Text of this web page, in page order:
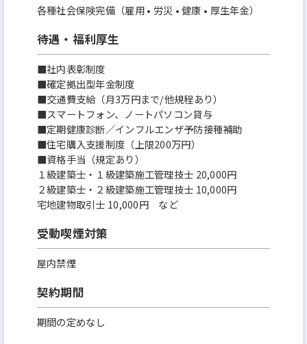
各種社会保険完備（雇用 • 労災 • 健康 • 厚生年金）
待遇・福利厚生
■社内表彰制度
■確定拠出型年金制度
■交通費支給（月3万円まで/他規程あり）
■スマートフォン、ノートパソコン貸与
■定期健康診断／インフルエンザ予防接種補助
■住宅購入支援制度（上限200万円）
■資格手当（規定あり）
１級建築士・１級建築施工管理技士 20,000円
２級建築士・２級建築施工管理技士 10,000円
宅地建物取引士 10,000円 など
受動喫煙対策
屋内禁煙
契約期間
期間の定めなし